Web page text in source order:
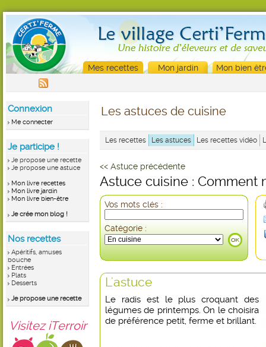
Mes recettes Mon jardin Mon bien
Connexion
Me connecter
Je participe !
Je propose une recette
Je propose une astuce
Mon livre recettes
Mon livre jardin
Mon livre bien-être
Je crée mon blog !
Nos recettes
Apéritifs, amuses
bouche
Entrées
Plats
Desserts
Je propose une recette
Visitez iTerroir
Les astuces de cuisine
Les recettes Les astuces Les recettes vidéo
<< Astuce précédente
Astuce cuisine : Comment
Vos mots clés :
Catégorie :
L'astuce
Le radis est le plus croquant des
légumes de printemps. On le choisira
de préférence petit, ferme et brillant.